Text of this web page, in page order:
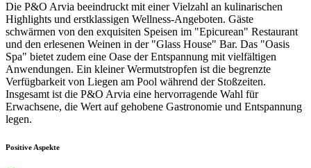
Die P&O Arvia beeindruckt mit einer Vielzahl an kulinarischen
Highlights und erstklassigen Wellness-Angeboten. Gäste
schwärmen von den exquisiten Speisen im "Epicurean" Restaurant
und den erlesenen Weinen in der "Glass House" Bar. Das "Oasis
Spa" bietet zudem eine Oase der Entspannung mit vielfältigen
Anwendungen. Ein kleiner Wermutstropfen ist die begrenzte
Verfügbarkeit von Liegen am Pool während der Stoßzeiten.
Insgesamt ist die P&O Arvia eine hervorragende Wahl für
Erwachsene, die Wert auf gehobene Gastronomie und Entspannung
legen.
Positive Aspekte